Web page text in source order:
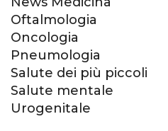
Oftalmologia
Oncologia
Pneumologia
Salute dei più piccoli
Salute mentale
Urogenitale